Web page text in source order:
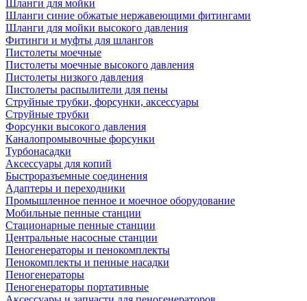
Шланги для мойки
Шланги синие обжатые нержавеющими фитингами
Шланги для мойки высокого давления
Фитинги и муфты для шлангов
Пистолеты моечные
Пистолеты моечные высокого давления
Пистолеты низкого давления
Пистолеты распылители для пены
Струйные трубки, форсунки, аксессуары
Струйные трубки
Форсунки высокого давления
Каналопромывочные форсунки
Турбонасадки
Аксессуары для копий
Быстроразъемные соединения
Адаптеры и переходники
Промышленное пенное и моечное оборудование
Мобильные пенные станции
Стационарные пенные станции
Центральные насосные станции
Пеногенераторы и пенокомплекты
Пенокомплекты и пенные насадки
Пеногенераторы
Пеногенераторы портативные